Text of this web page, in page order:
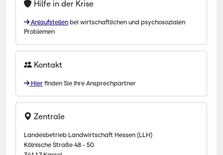
Hilfe in der Krise
Anlaufstellen bei wirtschaftlichen und psychosozialen
Problemen
Kontakt
Hier finden Sie Ihre Ansprechpartner
Zentrale
Landesbetrieb Landwirtschaft Hessen (LLH)
Kölnische Straße 48 - 50